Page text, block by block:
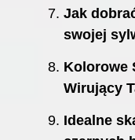
Jak
swojej
Kolorowe
Wirujący
Idealne